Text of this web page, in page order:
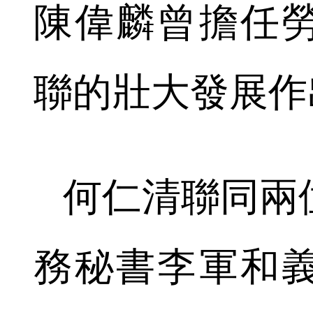
陳偉麟曾擔任
聯的壯大發展
何仁清聯同兩
務秘書李軍和